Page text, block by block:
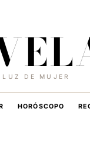
DE MUJER
HORÓSCOPO